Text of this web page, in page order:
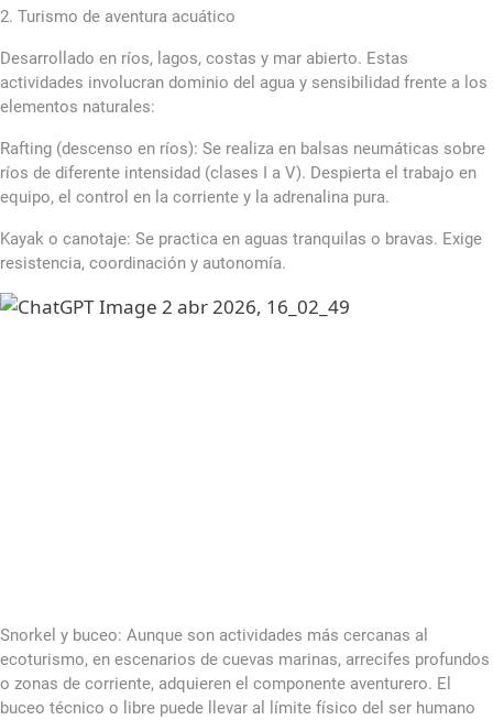
2. Turismo de aventura acuático
Desarrollado en ríos, lagos, costas y mar abierto. Estas
actividades involucran dominio del agua y sensibilidad frente a los
elementos naturales:
Rafting (descenso en ríos): Se realiza en balsas neumáticas sobre
ríos de diferente intensidad (clases I a V). Despierta el trabajo en
equipo, el control en la corriente y la adrenalina pura.
Kayak o canotaje: Se practica en aguas tranquilas o bravas. Exige
resistencia, coordinación y autonomía.
Snorkel y buceo: Aunque son actividades más cercanas al
ecoturismo, en escenarios de cuevas marinas, arrecifes profundos
o zonas de corriente, adquieren el componente aventurero. El
buceo técnico o libre puede llevar al límite físico del ser humano